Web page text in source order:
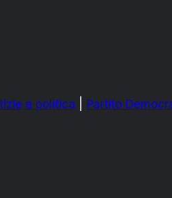
e politica Partito